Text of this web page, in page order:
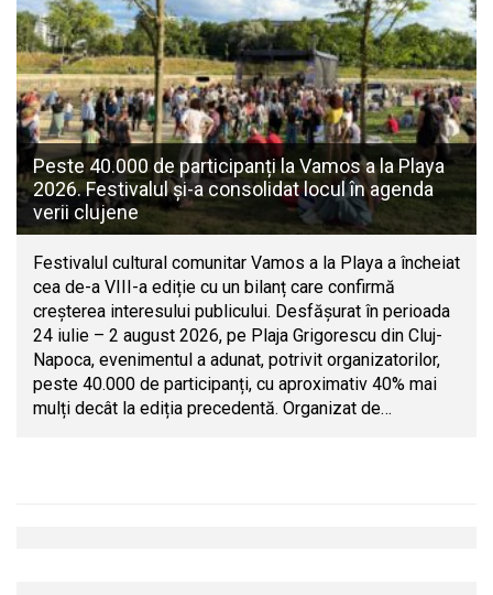
Peste 40.000 de participanți la Vamos a la Playa
2026. Festivalul și-a consolidat locul în agenda
verii clujene
Festivalul cultural comunitar Vamos a la Playa a încheiat
cea de-a VIII-a ediție cu un bilanț care confirmă
creșterea interesului publicului. Desfășurat în perioada
24 iulie – 2 august 2026, pe Plaja Grigorescu din Cluj-
Napoca, evenimentul a adunat, potrivit organizatorilor,
peste 40.000 de participanți, cu aproximativ 40% mai
mulți decât la ediția precedentă. Organizat de…